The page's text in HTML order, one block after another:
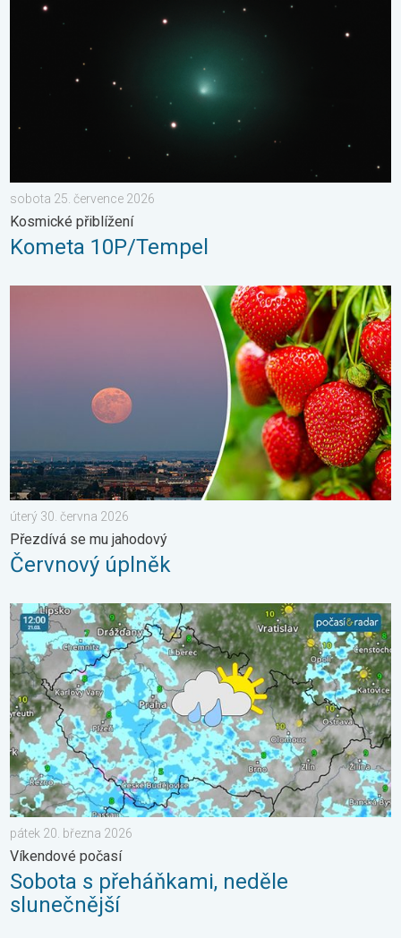
sobota 25. července 2026
Kosmické přiblížení
Kometa 10P/Tempel
Červnový úplněk. Přezdívá se mu jahodový. . . úterý 30.
úterý 30. června 2026
Přezdívá se mu jahodový
Červnový úplněk
Sobota s přeháňkami, neděle slunečnější. Víkendové počasí. .
pátek 20. března 2026
Víkendové počasí
Sobota s přeháňkami, neděle
slunečnější